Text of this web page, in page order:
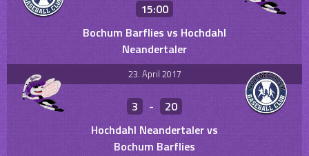
15:00
Bochum Barflies vs Hochdahl
Neandertaler
23. April 2017
3 -
20
Hochdahl Neandertaler vs
Bochum Barflies